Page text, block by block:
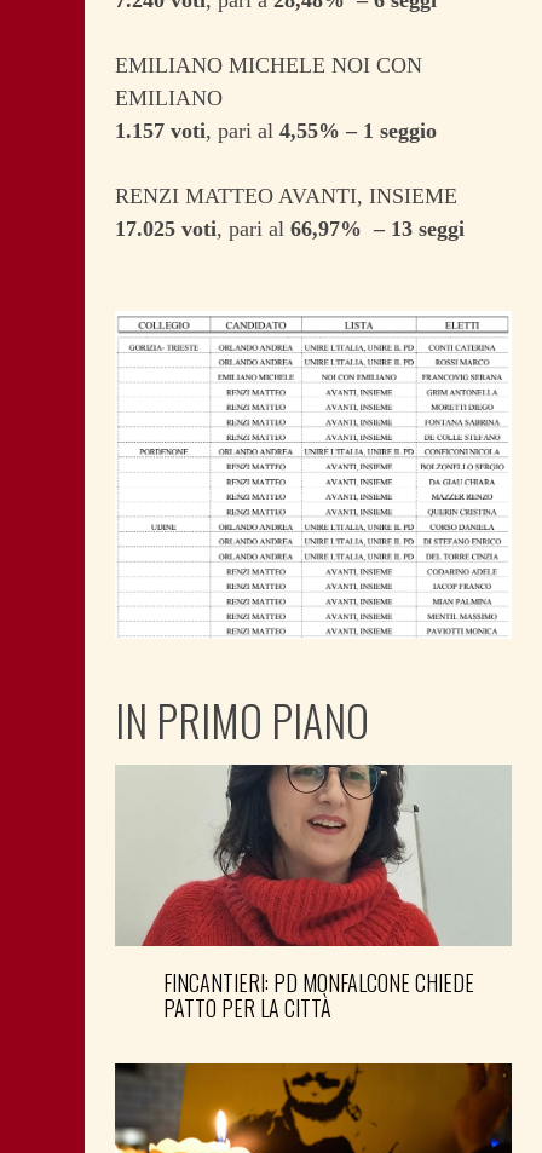
EMILIANO MICHELE NOI CON
EMILIANO
1.157 voti, pari al 4,55% – 1 seggio
RENZI MATTEO AVANTI, INSIEME
17.025 voti, pari al 66,97% – 13 seggi
IN PRIMO PIANO
FINCANTIERI: PD MONFALCONE CHIEDE
PATTO PER LA CITTÀ